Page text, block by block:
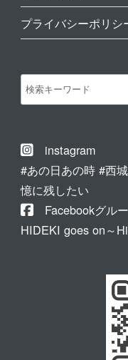
プライバシーポリシ
検
索
instagram
#あの日あの時 #西
憶に残したい
Facebookグル
HIDEKI goes on～